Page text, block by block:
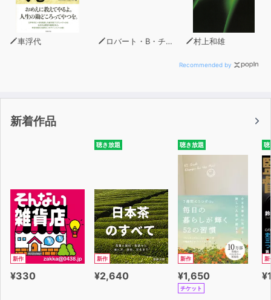
https://sonnai.com
楽曲提供 ＭｕｓＭｕｓ
車浮代 ロバート・B・チャルディーニ 村上和雄
Recommended by
新着作品
新作
¥330
聴き放題
新作
¥2,640
聴き放題
新作
¥1,650
チケット
聴
新